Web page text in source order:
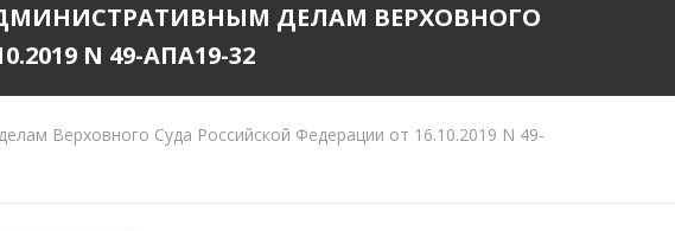
ДЕЛАМ ВЕРХОВНОГО
N 49-АПА19-32
Верховного Суда Российской Федерации от 16.10.2019 N 49-